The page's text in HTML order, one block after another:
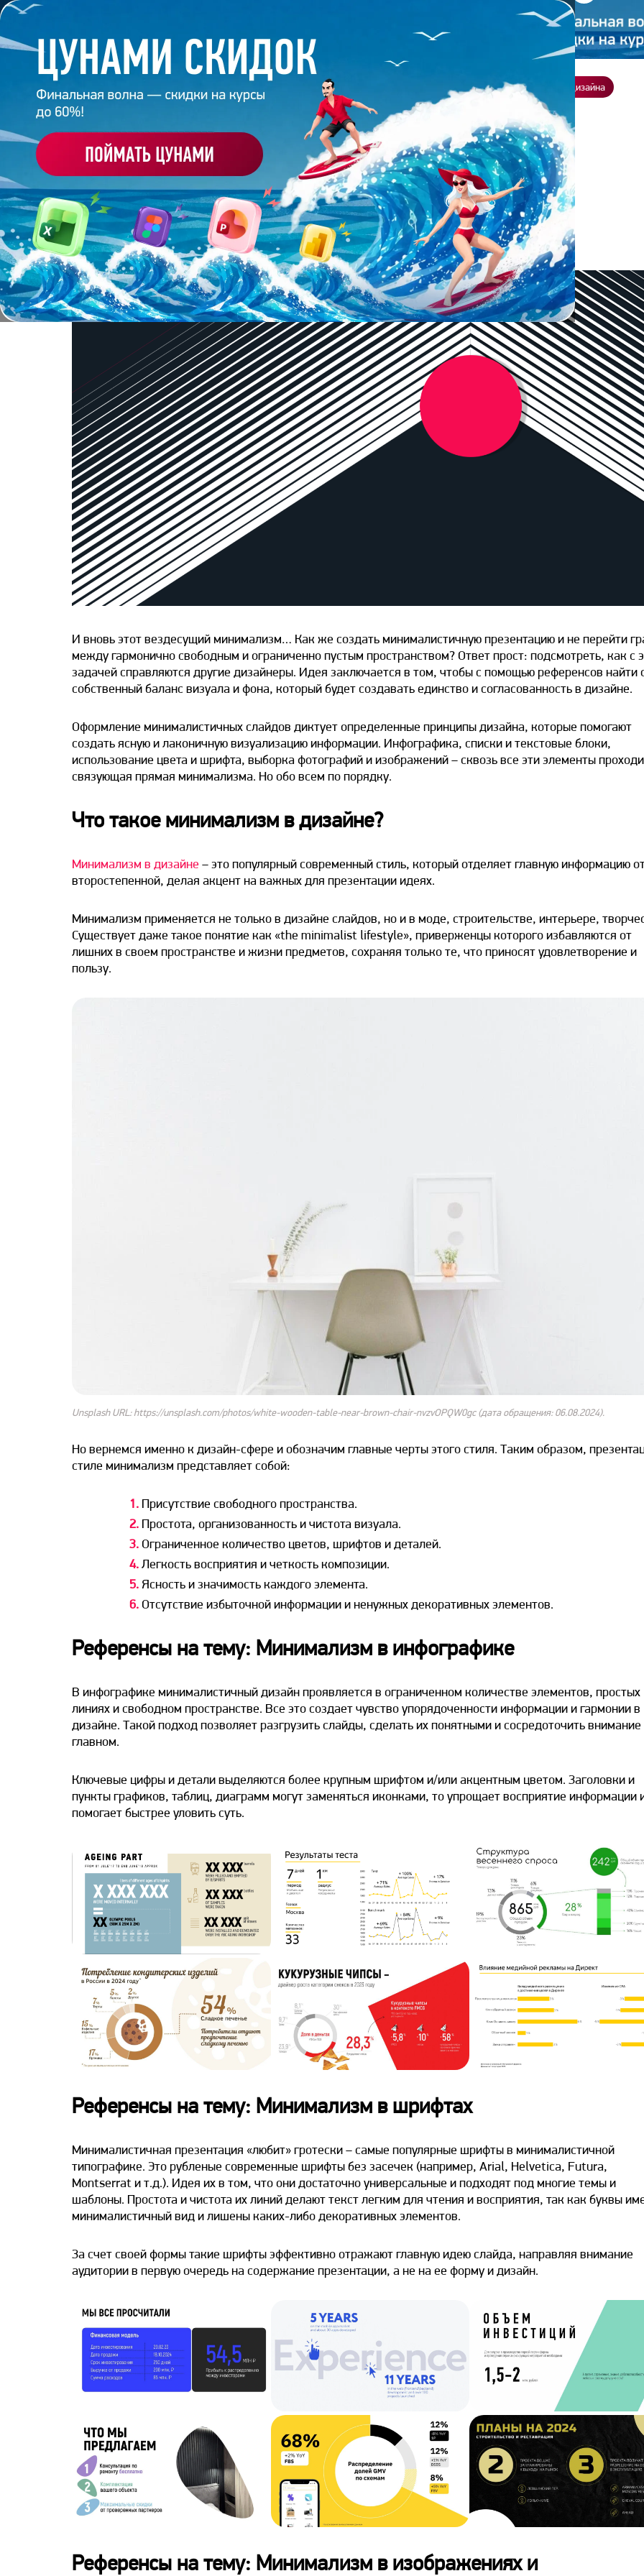
Корпоративное обучение Заказать презентацию Студия дизайна
Главная/Блог/Презентация в стиле минимализм
6 августа 2024 7минут 12 147
ПРЕЗЕНТАЦИЯ В СТИЛЕ МИНИМАЛИЗМ
Поделиться
И вновь этот вездесущий минимализм… Как же создать минималистичную презентацию и не перейти
между гармонично свободным и ограниченно пустым пространством? Ответ прост: подсмотреть, как с
задачей справляются другие дизайнеры. Идея заключается в том, чтобы с помощью референсов найти
собственный баланс визуала и фона, который будет создавать единство и согласованность в дизайне.
Оформление минималистичных слайдов диктует определенные принципы дизайна, которые помогают
создать ясную и лаконичную визуализацию информации. Инфографика, списки и текстовые блоки,
использование цвета и шрифта, выборка фотографий и изображений – сквозь все эти элементы
связующая прямая минимализма. Но обо всем по порядку.
Что такое минимализм в дизайне?
Минимализм в дизайне – это популярный современный стиль, который отделяет главную информацию
второстепенной, делая акцент на важных для презентации идеях.
Минимализм применяется не только в дизайне слайдов, но и в моде, строительстве, интерьере,
Существует даже такое понятие как «the minimalist lifestyle», приверженцы которого избавляются от
лишних в своем пространстве и жизни предметов, сохраняя только те, что приносят удовлетворение и
пользу.
Unsplash URL: https://unsplash.com/photos/white-wooden-table-near-brown-chair-nvzvOPQW0gc (дата обращения: 06.08.2024).
Но вернемся именно к дизайн-сфере и обозначим главные черты этого стиля. Таким образом,
стиле минимализм представляет собой:
1. Присутствие свободного пространства.
2. Простота, организованность и чистота визуала.
3. Ограниченное количество цветов, шрифтов и деталей.
4.Легкость восприятия и четкость композиции.
5.Ясность и значимость каждого элемента.
6. Отсутствие избыточной информации и ненужных декоративных элементов.
Референсы на тему: Минимализм в инфографике
В инфографике минималистичный дизайн проявляется в ограниченном количестве элементов, простых
линиях и свободном пространстве. Все это создает чувство упорядоченности информации и гармонии в
дизайне. Такой подход позволяет разгрузить слайды, сделать их понятными и сосредоточить внимание
главном.
Ключевые цифры и детали выделяются более крупным шрифтом и/или акцентным цветом. Заголовки и
пункты графиков, таблиц, диаграмм могут заменяться иконками, то упрощает восприятие информации
помогает быстрее уловить суть.
Референсы на тему: Минимализм в шрифтах
Минималистичная презентация «любит» гротески – самые популярные шрифты в минималистичной
типографике. Это рубленые современные шрифты без засечек (например, Arial, Helvetica, Futura,
Montserrat и т.д.). Идея их в том, что они достаточно универсальные и подходят под многие темы и
шаблоны. Простота и чистота их линий делают текст легким для чтения и восприятия, так как буквы
минималистичный вид и лишены каких-либо декоративных элементов.
За счет своей формы такие шрифты эффективно отражают главную идею слайда, направляя внимание
аудитории в первую очередь на содержание презентации, а не на ее форму и дизайн.
Референсы на тему: Минимализм в изображениях и